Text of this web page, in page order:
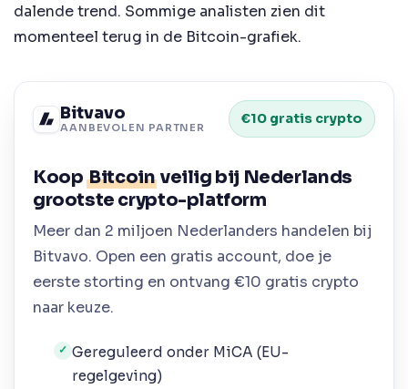
dalende trend. Sommige analisten zien dit
momenteel terug in de Bitcoin-grafiek.
Bitvavo
AANBEVOLEN PARTNER
€10 gratis crypto
KoopBitcoin veilig bij Nederlands
grootste crypto-platform
Meer dan 2 miljoen Nederlanders handelen bij
Bitvavo. Open een gratis account, doe je
eerste storting en ontvang €10 gratis crypto
naar keuze.
✓ Gereguleerd onder MiCA (EU-
regelgeving)